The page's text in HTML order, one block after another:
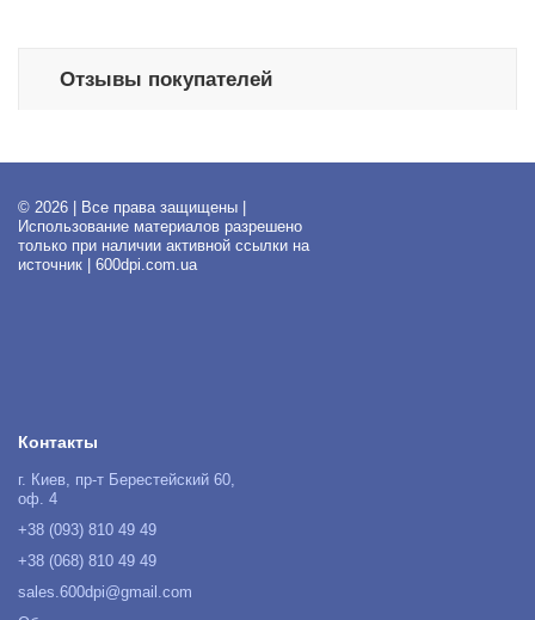
Отзывы покупателей
© 2026 | Все права защищены |
Использование материалов разрешено
только при наличии активной ссылки на
источник | 600dpi.com.ua
Контакты
г. Киев, пр-т Берестейский 60,
оф. 4
+38 (093) 810 49 49
+38 (068) 810 49 49
sales.600dpi@gmail.com